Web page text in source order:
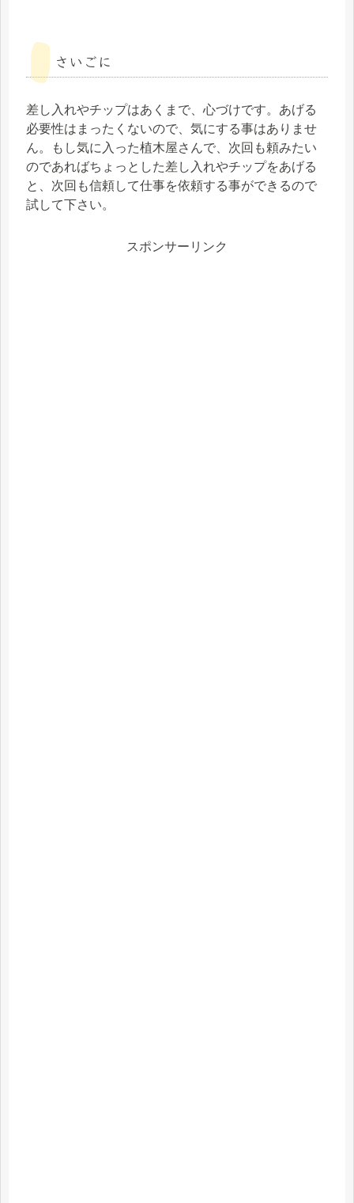
さいごに
差し入れやチップはあくまで、心づけです。あげる
必要性はまったくないので、気にする事はありませ
ん。もし気に入った植木屋さんで、次回も頼みたい
のであればちょっとした差し入れやチップをあげる
と、次回も信頼して仕事を依頼する事ができるので
試して下さい。
スポンサーリンク